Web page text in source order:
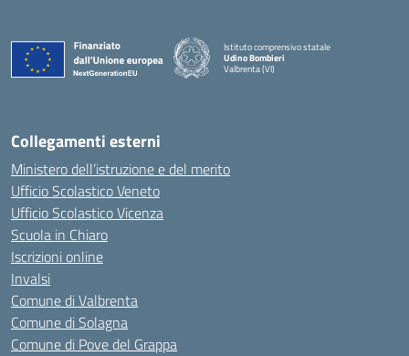
Istituto comprensivo statale
Udino Bombieri
Valbrenta (VI)
Collegamenti esterni
Ministero dell’istruzione e del merito
Ufficio Scolastico Veneto
Ufficio Scolastico Vicenza
Scuola in Chiaro
Iscrizioni online
Invalsi
Comune di Valbrenta
Comune di Solagna
Comune di Pove del Grappa